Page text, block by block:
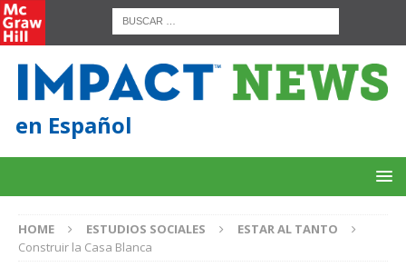
en Español
HOME ESTUDIOS SOCIALES
ESTAR AL TANTO
Construir la Casa Blanca